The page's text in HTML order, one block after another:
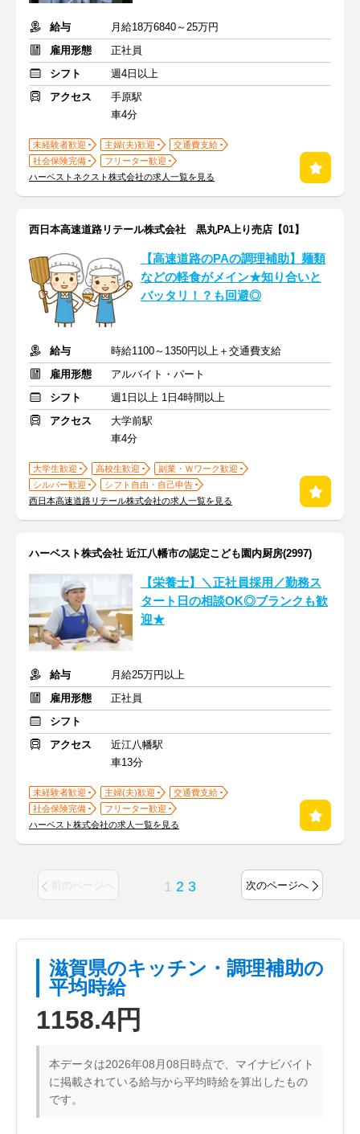
給与
月給18万6840～25万円
雇用形態
正社員
シフト
週4日以上
アクセス
手原駅
車4分
未経験者歓迎 主婦(夫)歓迎
交通費支給
社会保険完備
フリーター歓迎
ハーベストネクスト株式会社の求人一覧を見る
西日本高速道路リテール株式会社 黒丸PA上り売店【01】
【高速道路のPAの調理補助】麺類
などの軽食がメイン★知り合いと
バッタリ！？も回避◎
給与
時給1100～1350円以上＋交通費支給
雇用形態
アルバイト・パート
シフト
週1日以上 1日4時間以上
アクセス
大学前駅
車4分
大学生歓迎 高校生歓迎
副業・Ｗワーク歓迎
シルバー歓迎
シフト自由・自己申告
西日本高速道路リテール株式会社の求人一覧を見る
ハーベスト株式会社 近江八幡市の認定こども園内厨房(2997)
【栄養士】＼正社員採用／勤務ス
タート日の相談OK◎ブランクも歓
迎★
給与
月給25万円以上
雇用形態
正社員
シフト
アクセス
近江八幡駅
車13分
未経験者歓迎 主婦(夫)歓迎
交通費支給
社会保険完備
フリーター歓迎
ハーベスト株式会社の求人一覧を見る
前のページへ 1 2 3 次のページへ
滋賀県のキッチン・調理補助の
平均時給
1158.4円
本データは2026年08月08日時点で、マイナビバイト
に掲載されている給与から平均時給を算出したもの
です。